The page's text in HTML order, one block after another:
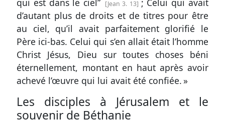
qui est dans le ciel”
Jean 3. 13 ; Celui qui avait
d’autant plus de droits et de titres pour être
au ciel, qu’il avait parfaitement glorifié le
Père ici-bas. Celui qui s’en allait était l’homme
Christ Jésus, Dieu sur toutes choses béni
éternellement, montant en haut après avoir
achevé l’œuvre qui lui avait été confiée. »
Les disciples à Jérusalem et le
souvenir de Béthanie